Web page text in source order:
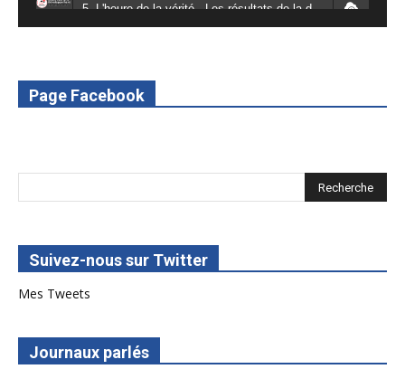
5. L'heure de la vérité - Les résultats de la désodéissance et de l'obeissance - RED Burkina
7. SPOT 2 RED Multimédia 2022
Page Facebook
Suivez-nous sur Twitter
Mes Tweets
Journaux parlés